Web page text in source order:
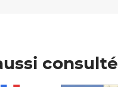
consulté